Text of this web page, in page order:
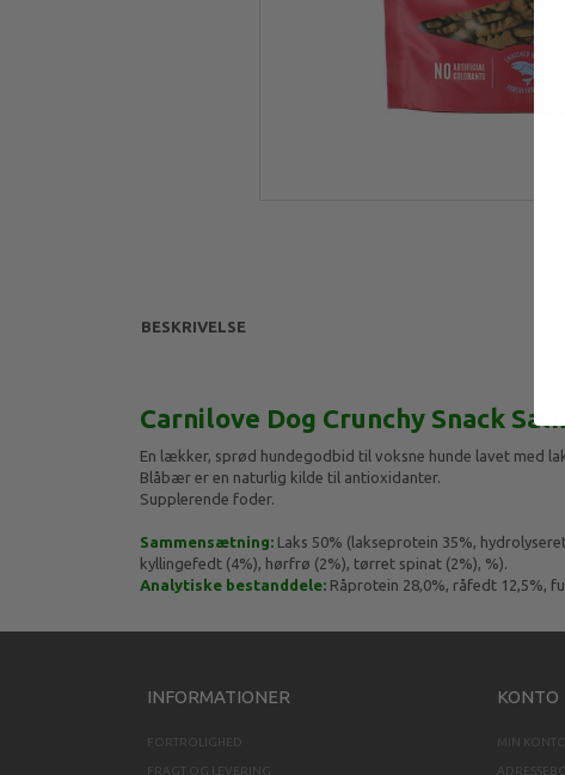
BESKRIVELSE
Carnilove Dog Crunchy Snack
En lækker, sprød hundegodbid til voksne hunde lavet med
Blåbær er en naturlig kilde til antioxidanter.
Supplerende foder.
Sammensætning: Laks 50% (lakseprotein 35%,
kyllingefedt (4%), hørfrø (2%), tørret spinat (2%), %).
Analytiske bestanddele: Råprotein 28,0%, råfedt 12,5%,
INFORMATIONER
FORTROLIGHED
FRAGT OG LEVERING
KONTO
MIN KONTO